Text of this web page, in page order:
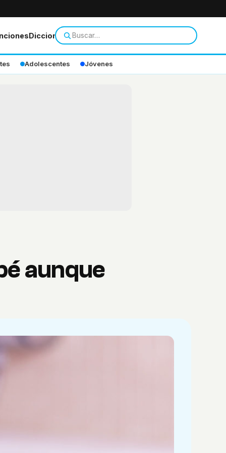
Diccionario
Adolescentes Jóvenes
aunque